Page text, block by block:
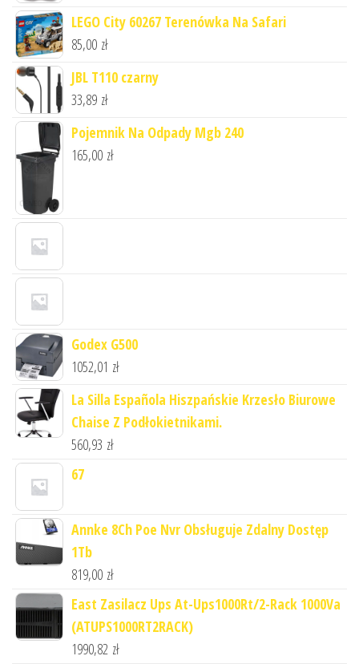
LEGO City 60267 Terenówka Na Safari
85,00 zł
JBL T110 czarny
33,89 zł
Pojemnik Na Odpady Mgb 240
165,00 zł
Godex G500
1052,01 zł
La Silla Española Hiszpańskie Krzesło Biurowe
Chaise Z Podłokietnikami.
560,93 zł
67
Annke 8Ch Poe Nvr Obsługuje Zdalny Dostęp
1Tb
819,00 zł
East Zasilacz Ups At-Ups1000Rt/2-Rack 1000Va
(ATUPS1000RT2RACK)
1990,82 zł